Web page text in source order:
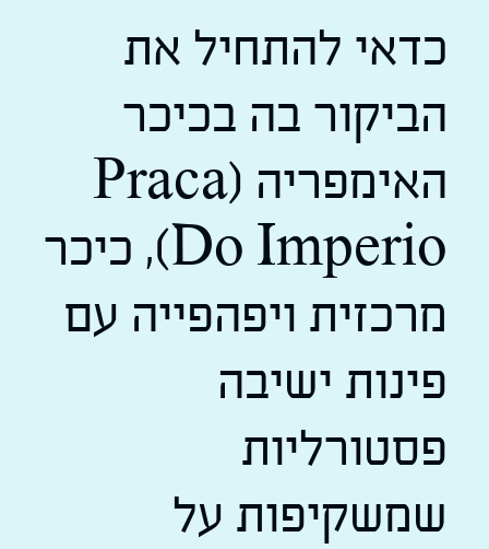
כדאי להתחיל את
הביקור בה בכיכר
האימפריה (Praca
Do Imperio), כיכר
מרכזית ויפהפייה עם
פינות ישיבה
פסטורליות
שמשקיפות על